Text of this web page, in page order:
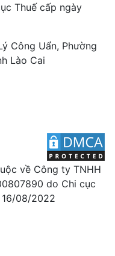
Thuế cấp ngày
Công Uẩn, Phường
Lào Cai
về Công ty TNHH
do Chi cục
08/2022